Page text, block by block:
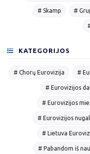
# Skamp #
KATEGORIJOS
# Chorų Eurovizija #
# Eurovizijos
# Eurovizijos
# Eurovizijos
# Lietuva
# Pabandom iš